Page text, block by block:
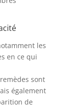
les
en ce qui
sont
également
de